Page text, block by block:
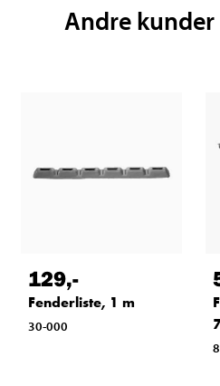
Andre
129,-
Fenderliste, 1 m
30-000